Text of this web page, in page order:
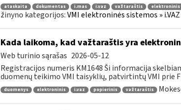
ataskaita dokumentas i.mas i.vaz važtaraštis
žinyno kategorijos:VMI elektroninės sistemos » i.VAZ
Kada laikoma, kad važtaraštis yra
Web turinio sąrašas 2026-05-12
Registracijos numeris KM1648 Ši informacija
duomenų teikimo VMI taisyklių, patvirtintų VMI prie
duomenys elektroninis i.vaz popierinis važtaraštis